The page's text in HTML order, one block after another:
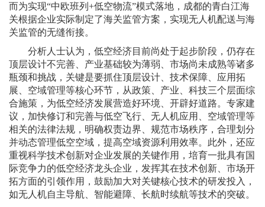
而为实现“中欧班列+低空物流”模式落地，成都的青白江海
关根据企业实际制定了海关监管方案，实现无人机配送与海
关监管的无缝衔接。
分析人士认为，低空经济目前尚处于起步阶段，仍存在
顶层设计不完善、产业基础较为薄弱、市场尚未成熟等诸多
瓶颈和挑战，关键是要抓住顶层设计、技术保障、应用拓
展、空域管理等核心环节，从政策、产业、科技三个层面综
合施策，为低空经济发展营造好环境、开辟好道路。专家建
议，加快修订和完善与低空飞行、无人机应用、空域管理等
相关的法律法规，明确权责边界、规范市场秩序，合理划分
并动态管理低空空域，提高空域资源利用效率。此外，还应
重视科学技术创新对企业发展的关键作用，培育一批具有国
际竞争力的低空经济龙头企业，发挥其在技术创新、市场开
拓方面的引领作用，鼓励加大对关键核心技术的研发投入，
如无人机自主导航、智能避障、长航时续航等技术的突破。